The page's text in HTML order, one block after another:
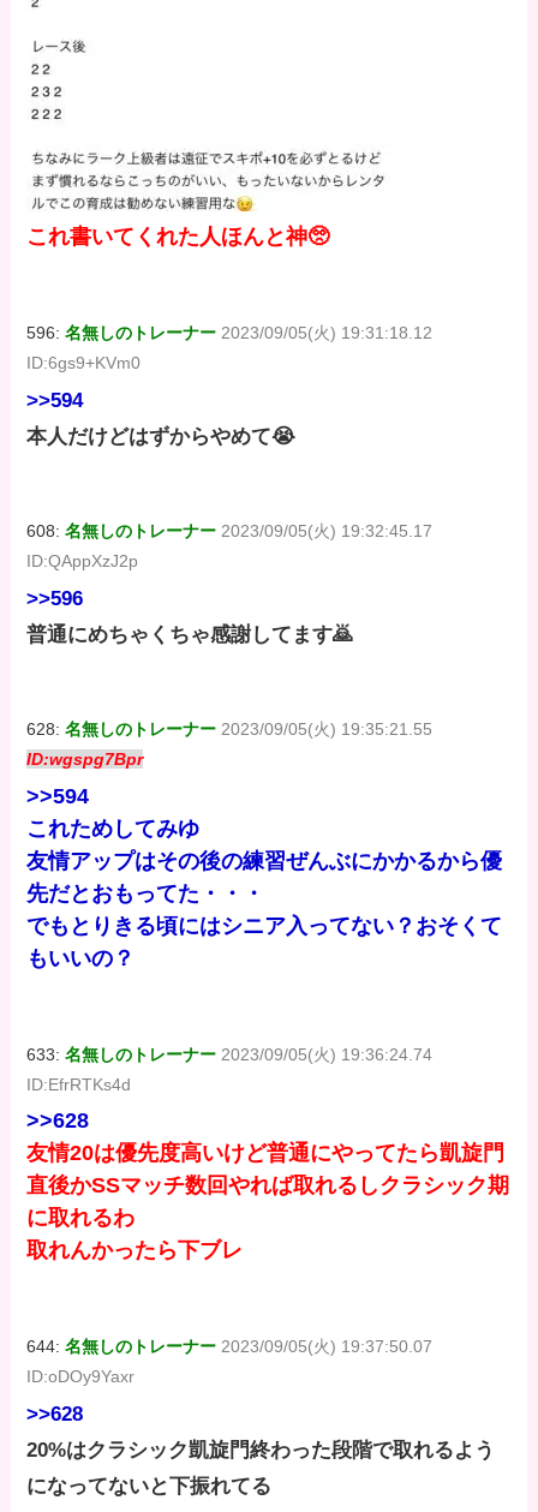
これ書いてくれた人ほんと神🥺
596:名無しのトレーナー 2023/09/05(火) 19:31:18.12
ID:6gs9+KVm0
>>594
本人だけどはずからやめて😭
608:名無しのトレーナー 2023/09/05(火) 19:32:45.17
ID:QAppXzJ2p
>>596
普通にめちゃくちゃ感謝してます🙇
628:名無しのトレーナー 2023/09/05(火) 19:35:21.55
ID:wgspg7Bpr
>>594
これためしてみゆ
友情アップはその後の練習ぜんぶにかかるから優
先だとおもってた・・・
でもとりきる頃にはシニア入ってない？おそくて
もいいの？
633:名無しのトレーナー 2023/09/05(火) 19:36:24.74
ID:EfrRTKs4d
>>628
友情20は優先度高いけど普通にやってたら凱旋門
直後かSSマッチ数回やれば取れるしクラシック期
に取れるわ
取れんかったら下ブレ
644:名無しのトレーナー 2023/09/05(火) 19:37:50.07
ID:oDOy9Yaxr
>>628
20%はクラシック凱旋門終わった段階で取れるよう
になってないと下振れてる